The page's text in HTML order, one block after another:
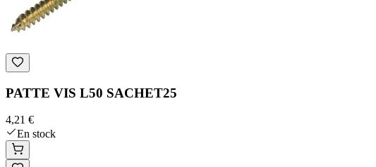
PATTE VIS L50 SACHET25
4,21 €
En stock